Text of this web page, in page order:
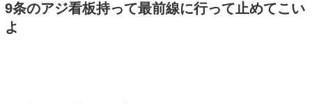
9条のアジ看板持って最前線に行って止めてこい
よ